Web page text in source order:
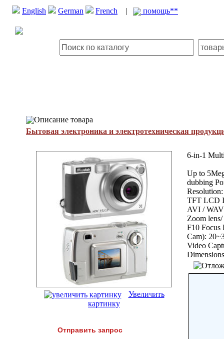
English German French | помощь**
Описание товара
Бытовая электроника и электротехническая
Увеличить
картинку
Отправить запрос
6-in-1
Up to
dubbing
TFT LCD
AVI / WAV
Zoom
F10 Focus
Cam):
Video